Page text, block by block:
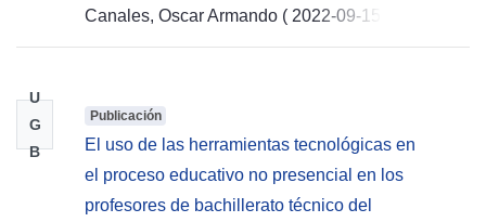
Canales, Oscar Armando ( 2022-09-15
U
G
B
Publicación
El uso de las herramientas tecnológicas en
el proceso educativo no presencial en los
profesores de bachillerato técnico del